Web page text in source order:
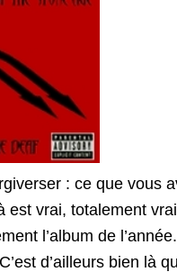
: ce que vous
est vrai, totalement
l’album de
d’ailleurs bien là